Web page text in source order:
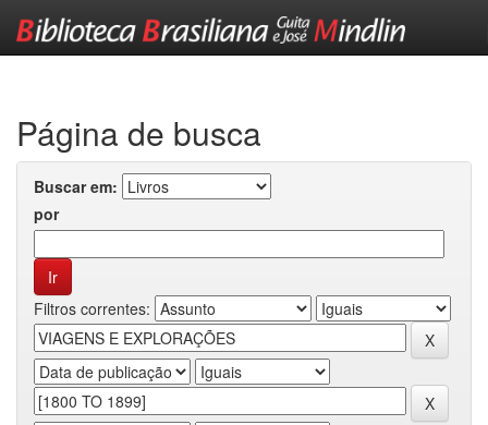
Página de busca
Buscar em:
por
Filtros correntes: